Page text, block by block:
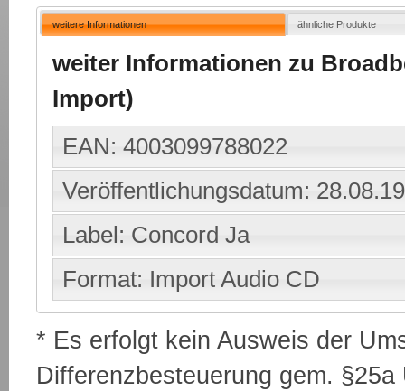
weitere Informationen ähnliche Produkte
weiter Informationen zu
Import)
EAN: 4003099788022
Veröffentlichungsdatum:
Label: Concord Ja
Format: Import Audio CD
* Es erfolgt kein Ausweis der
Differenzbesteuerung gem.